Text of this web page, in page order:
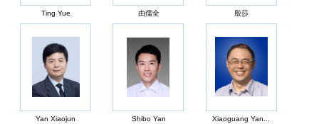
Ting Yue 由儒全 殷莎
Yan Xiaojun Shibo Yan Xiaoguang Yan...